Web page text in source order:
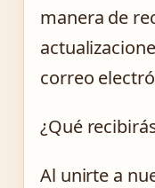
manera de
correo
¿Qué
Al unirte a